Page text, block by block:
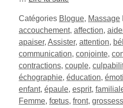
Catégories Blogue, Massage
accouchement, affection,
apaiser, Assister, attention,
communication, conjointe,
contractions, couple,
échographie, éducation,
enfant, épaule, esprit,
Femme, fœtus, front,